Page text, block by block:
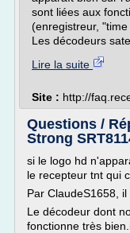
sont liées aux
(enregistreur, "time
Les décodeurs
Lire la suite
Site : http://
Questions /
Strong
si le logo hd
le recepteur tnt qui
Par ClaudeS1658,
Le décodeur dont
fonctionne très